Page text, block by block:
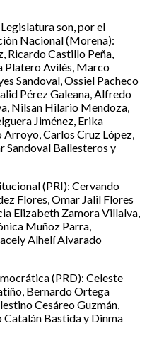
son, por el
Nacional (Morena):
Castillo Peña,
Platero Avilés, Marco
Sandoval, Ossiel Pacheco
Pérez Galeana, Alfredo
Nilsan Hilario Mendoza,
Jiménez, Erika
Carlos Cruz López,
Sandoval Ballesteros y
(PRI): Cervando
Flores, Omar Jalil Flores
Elizabeth Zamora Villalva,
Muñoz Parra,
Alhelí Alvarado
(PRD): Celeste
Bernardo Ortega
Cesáreo Guzmán,
Bastida y Dinma